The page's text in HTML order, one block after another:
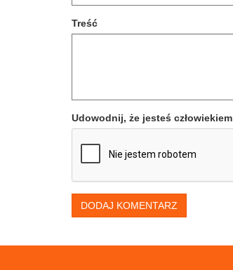
Treść
Udowodnij, że jesteś człowiekiem
DODAJ KOMENTARZ